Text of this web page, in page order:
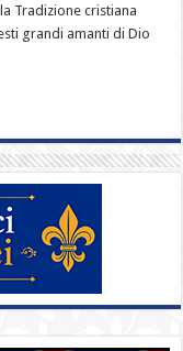
Tradizione cristiana
grandi amanti di Dio